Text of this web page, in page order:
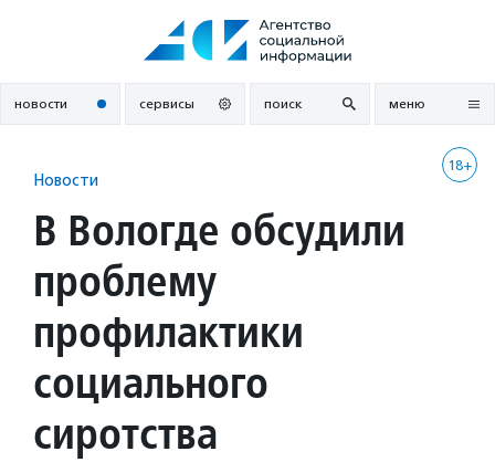
новости сервисы поиск меню
18+
Новости
В Вологде обсудили
проблему
профилактики
социального
сиротства